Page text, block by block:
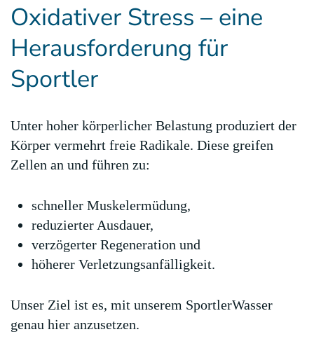
Oxidativer Stress – eine
Herausforderung für
Sportler
Unter hoher körperlicher Belastung produziert der
Körper vermehrt freie Radikale. Diese greifen
Zellen an und führen zu:
schneller Muskelermüdung,
reduzierter Ausdauer,
verzögerter Regeneration und
höherer Verletzungsanfälligkeit.
Unser Ziel ist es, mit unserem SportlerWasser
genau hier anzusetzen.